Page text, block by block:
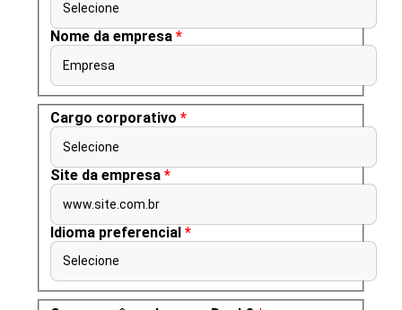
Selecione
Nome da empresa *
Empresa
Cargo corporativo *
Selecione
Site da empresa *
www.site.com.br
Idioma preferencial *
Selecione